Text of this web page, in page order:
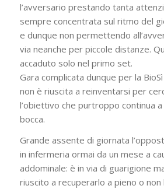
l’avversario prestando tanta
sempre concentrata sul ritmo del
e dunque non permettendo
via neanche per piccole distanze.
accaduto solo nel primo set.
Gara complicata dunque per la
non è riuscita a reinventarsi per
l’obiettivo che purtroppo continua a
bocca.
Grande assente di giornata
in infermeria ormai da un mese a
addominale: è in via di guarigione
riuscito a recuperarlo a pieno o